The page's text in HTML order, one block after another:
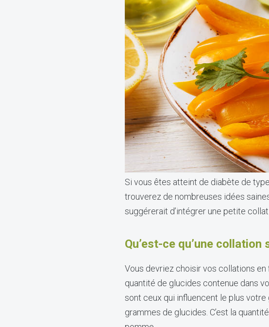
Si vous êtes atteint de diabète de
trouverez de nombreuses idées
suggérerait d’intégrer une petite
Qu’est-ce qu’une collation
Vous devriez choisir vos collations
quantité de glucides contenue dans
sont ceux qui influencent le plus
grammes de glucides. C’est la